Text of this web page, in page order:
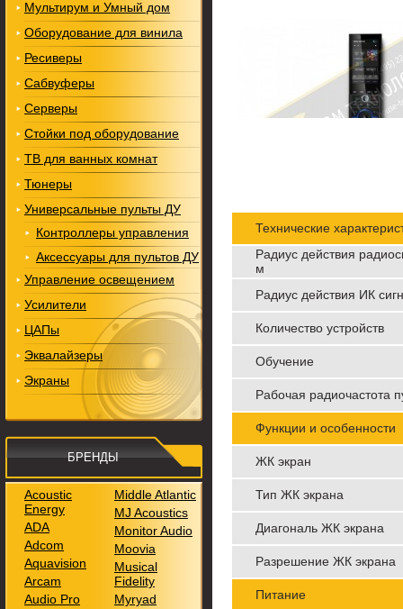
Технические
Радиус действия
м
Радиус действия ИК
Количество устройств
Обучение
Рабочая радиочастота
Функции и особенности
ЖК экран
Тип ЖК экрана
Диагональ ЖК экрана
Разрешение ЖК экрана
Питание
Мультирум и Умный дом
Оборудование для винила
Ресиверы
Сабвуферы
Серверы
Стойки под оборудование
ТВ для ванных комнат
Тюнеры
Универсальные пульты ДУ
Контроллеры управления
Аксессуары для пультов ДУ
Управление освещением
Усилители
ЦАПы
Эквалайзеры
Экраны
БРЕНДЫ
Acoustic
Energy
ADA
Adcom
Aquavision
Arcam
Audio Pro
Middle Atlantic
MJ Acoustics
Monitor Audio
Moovia
Musical
Fidelity
Myryad